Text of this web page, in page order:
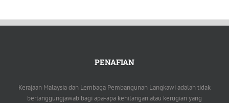
PENAFIAN
Kerajaan Malaysia dan Lembaga Pembangunan Langkawi adalah tidak
bertanggungjawab bagi apa-apa kehilangan atau kerugian yang